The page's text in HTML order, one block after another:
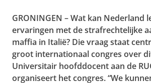
GRONINGEN – Wat kan Nederland
ervaringen met de strafrechtelijke
maffia in Italië? Die vraag staat
groot internationaal congres over
Universitair hoofddocent aan de
organiseert het congres. “We